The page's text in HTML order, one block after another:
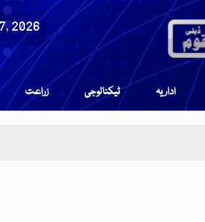
2026
زراعت ٹیکنالوجی اداریہ